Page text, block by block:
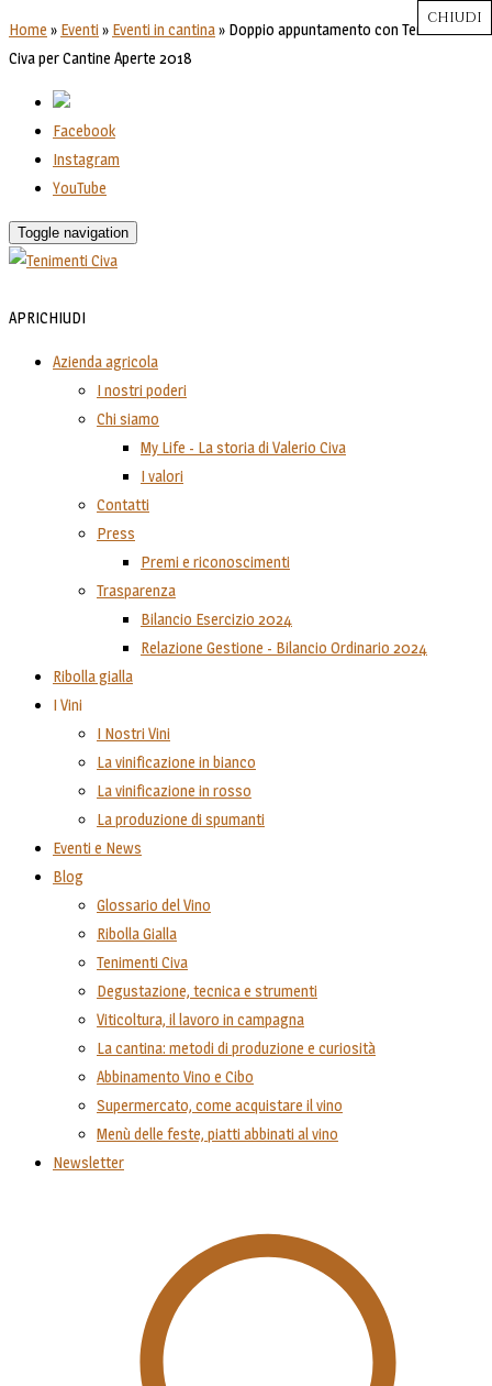
Home » Eventi » Eventi in cantina» Doppio appuntamento con Tenimenti
Civa per Cantine Aperte 2018
Facebook
Instagram
YouTube
Toggle navigation
APRICHIUDI
Azienda agricola
I nostri poderi
Chi siamo
My Life - La storia di Valerio Civa
I valori
Contatti
Press
Premi e riconoscimenti
Trasparenza
Bilancio Esercizio 2024
Relazione Gestione - Bilancio Ordinario 2024
Ribolla gialla
I Vini
I Nostri Vini
La vinificazione in bianco
La vinificazione in rosso
La produzione di spumanti
Eventi e News
Blog
Glossario del Vino
Ribolla Gialla
Tenimenti Civa
Degustazione, tecnica e strumenti
Viticoltura, il lavoro in campagna
La cantina: metodi di produzione e curiosità
Abbinamento Vino e Cibo
Supermercato, come acquistare il vino
Menù delle feste, piatti abbinati al vino
Newsletter
Close
Close
Close
Close
CHIUDI
CHIUDI
CHIUDI
CHIUDI
CHIUDI